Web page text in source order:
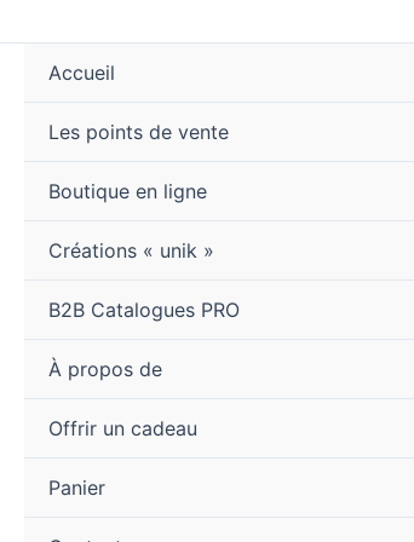
au
contenuAccueil
Les points de vente
Boutique en ligne
Créations « unik »
B2B Catalogues PRO
À propos de
Offrir un cadeau
Panier